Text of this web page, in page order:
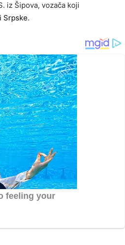
iz Šipova, vozača koji
Srpske.